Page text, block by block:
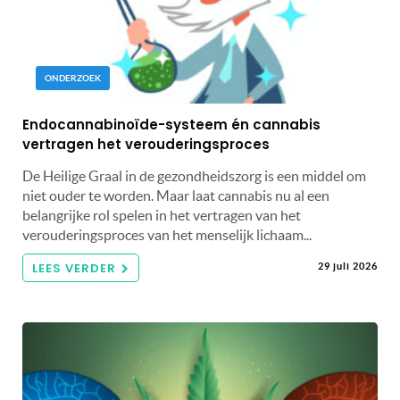
ONDERZOEK
Endocannabinoïde-systeem én cannabis
vertragen het verouderingsproces
De Heilige Graal in de gezondheidszorg is een middel om
niet ouder te worden. Maar laat cannabis nu al een
belangrijke rol spelen in het vertragen van het
verouderingsproces van het menselijk lichaam...
LEES VERDER 29 juli 2026